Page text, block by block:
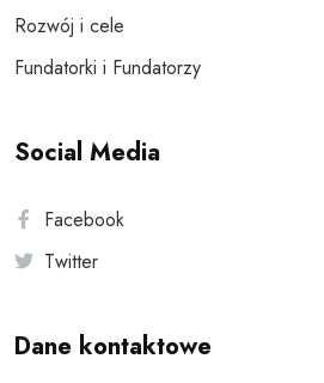
Rozwój i cele
Fundatorki i Fundatorzy
Social Media
Facebook
Twitter
Dane kontaktowe